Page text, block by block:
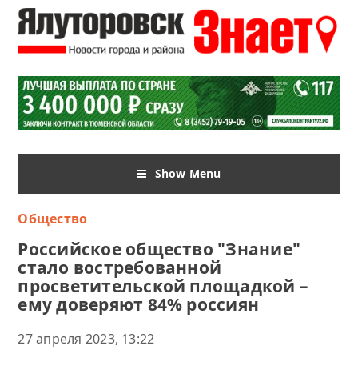
Show Menu
Общество
Российское общество "Знание"
стало востребованной
просветительской площадкой –
ему доверяют 84% россиян
27 апреля 2023, 13:22